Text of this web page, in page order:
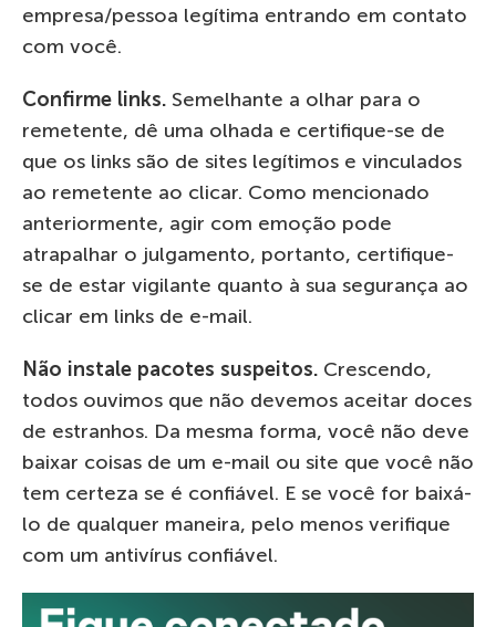
empresa/pessoa legítima entrando em contato
com você.
Confirme links. Semelhante a olhar para o
remetente, dê uma olhada e certifique-se de
que os links são de sites legítimos e vinculados
ao remetente ao clicar. Como mencionado
anteriormente, agir com emoção pode
atrapalhar o julgamento, portanto, certifique-
se de estar vigilante quanto à sua segurança ao
clicar em links de e-mail.
Não instale pacotes suspeitos. Crescendo,
todos ouvimos que não devemos aceitar doces
de estranhos. Da mesma forma, você não deve
baixar coisas de um e-mail ou site que você não
tem certeza se é confiável. E se você for baixá-
lo de qualquer maneira, pelo menos verifique
com um antivírus confiável.